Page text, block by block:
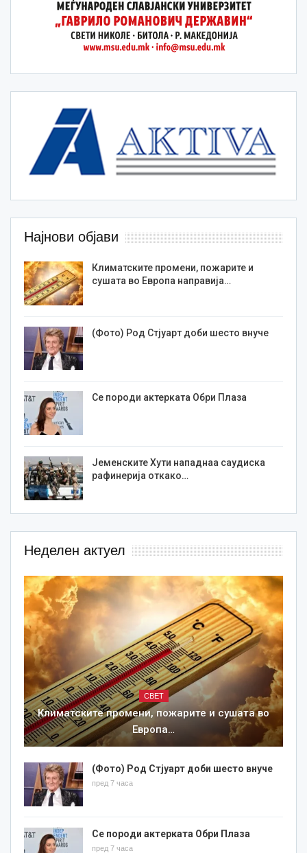
Најнови објави
Климатските промени, пожарите и
сушата во Европа направија…
(Фото) Род Стјуарт доби шесто внуче
Се породи актерката Обри Плаза
Јеменските Хути нападнаа саудиска
рафинерија откако…
Неделен актуел
СВЕТ
Климатските промени, пожарите и сушата во
Европа…
(Фото) Род Стјуарт доби шесто внуче
пред 7 часа
Се породи актерката Обри Плаза
пред 7 часа